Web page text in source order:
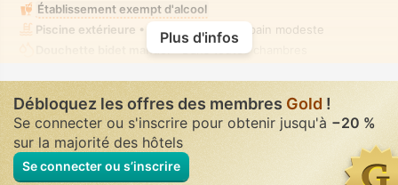
Établissement exempt d'alcool
Piscine extérieure • Mixte • Tenue de bain modeste
Douchette bidet manuel
• Dans toutes chambres
Plus d'infos
Débloquez les offres des membres Gold !
Se connecter ou s'inscrire pour obtenir jusqu'à −20 %
sur la majorité des hôtels
Se connecter ou s’inscrire